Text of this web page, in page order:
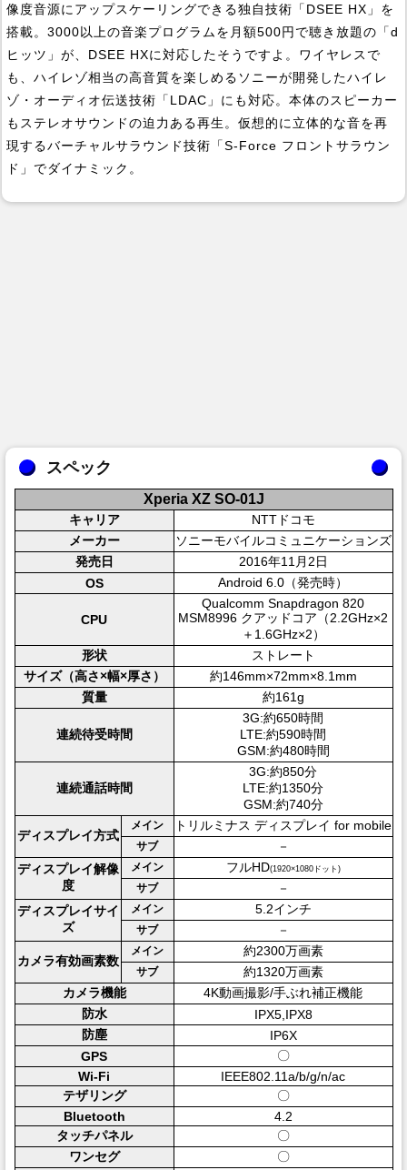
像度音源にアップスケーリングできる独自技術「DSEE HX」を
搭載。3000以上の音楽プログラムを月額500円で聴き放題の「d
ヒッツ」が、DSEE HXに対応したそうですよ。ワイヤレスで
も、ハイレゾ相当の高音質を楽しめるソニーが開発したハイレ
ゾ・オーディオ伝送技術「LDAC」にも対応。本体のスピーカー
もステレオサウンドの迫力ある再生。仮想的に立体的な音を再
現するバーチャルサラウンド技術「S-Force フロントサラウン
ド」でダイナミック。
スペック
Xperia XZ SO-01J
キャリア
NTTドコモ
メーカー
ソニーモバイルコミュニケーションズ
発売日
2016年11月2日
OS
Android 6.0（発売時）
CPU
Qualcomm Snapdragon 820
MSM8996 クアッドコア（2.2GHz×2
＋1.6GHz×2）
形状
ストレート
サイズ（高さ×幅×厚さ）
約146mm×72mm×8.1mm
質量
約161g
連続待受時間
3G:約650時間
LTE:約590時間
GSM:約480時間
連続通話時間
3G:約850分
LTE:約1350分
GSM:約740分
ディスプレイ方式
メイン トリルミナス ディスプレイ for mobile
サブ
－
ディスプレイ解像
度
メイン フルHD(1920×1080ドット)
サブ
－
ディスプレイサイ
ズ
メイン 5.2インチ
サブ －
カメラ有効画素数
メイン 約2300万画素
サブ
約1320万画素
カメラ機能
4K動画撮影/手ぶれ補正機能
防水
IPX5,IPX8
防塵
IP6X
GPS
〇
Wi-Fi
IEEE802.11a/b/g/n/ac
テザリング
〇
Bluetooth
4.2
タッチパネル
〇
ワンセグ
〇